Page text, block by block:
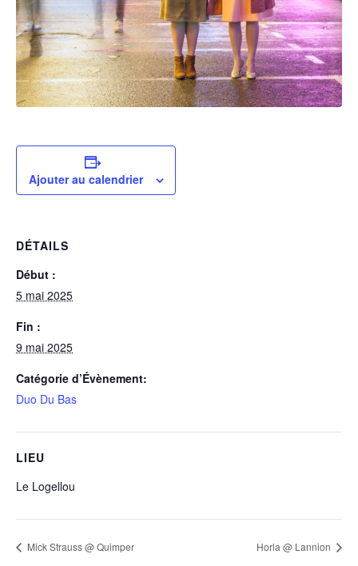
Ajouter au calendrier
DÉTAILS
Début :
5 mai 2025
Fin :
9 mai 2025
Catégorie d’Évènement:
Duo Du Bas
LIEU
Le Logellou
Mick Strauss @ Quimper Horla @ Lannion